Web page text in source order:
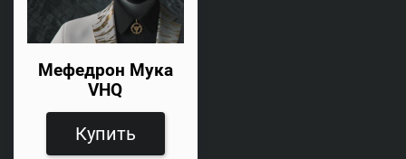
Мефедрон Мука
VHQ
Купить